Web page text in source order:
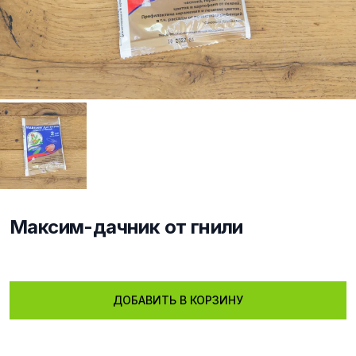
Максим-дачник от гнили
ДОБАВИТЬ В КОРЗИНУ